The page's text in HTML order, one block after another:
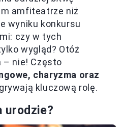
amfiteatrze niż
wyniku konkursu
czy w tych
wygląd? Otóż
– nie! Często
charyzma oraz
kluczową rolę.
urodzie?